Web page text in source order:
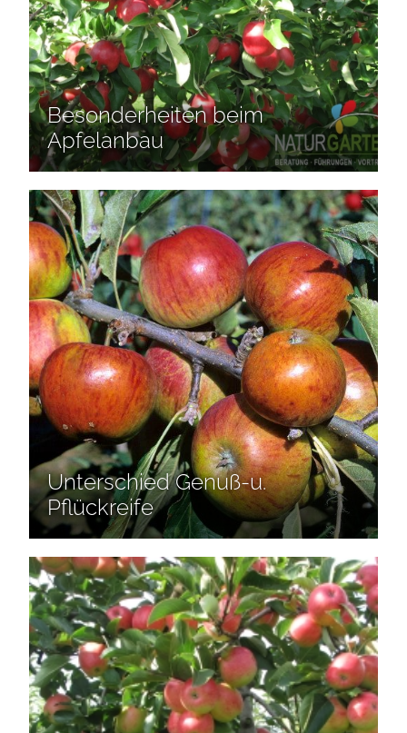
Besonderheiten beim
Apfelanbau
Unterschied Genuß-u.
Pflückreife